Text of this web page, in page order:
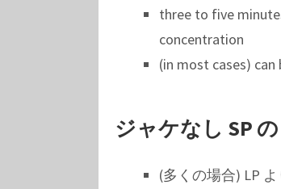
three to five
concentration
(in most cases)
ジャケなし SP
(多くの場合) LP